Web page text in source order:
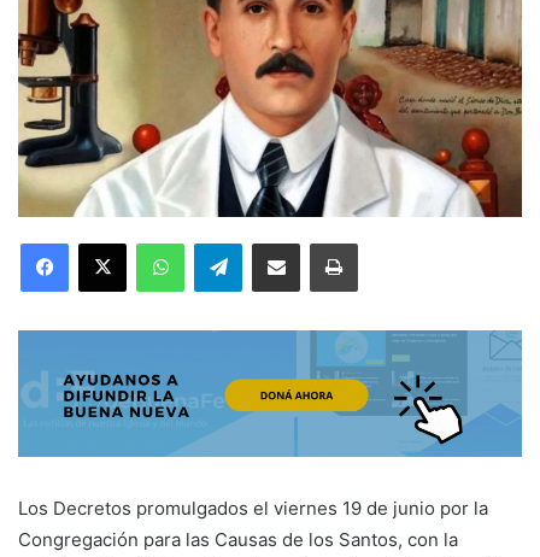
Telegram
Los Decretos promulgados el viernes 19 de junio por la
Congregación para las Causas de los Santos, con la